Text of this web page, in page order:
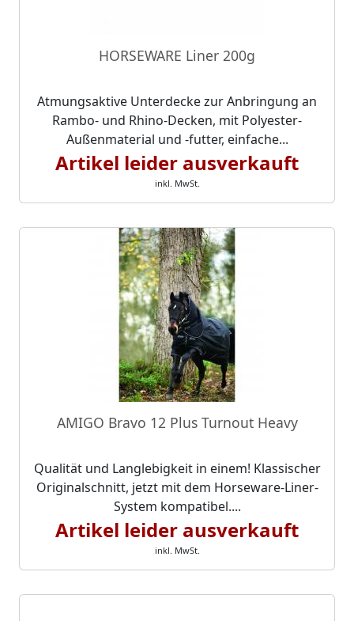
HORSEWARE Liner 200g
Atmungsaktive Unterdecke zur Anbringung an
Rambo- und Rhino-Decken, mit Polyester-
Außenmaterial und -futter, einfache...
Artikel leider ausverkauft
inkl. MwSt.
AMIGO Bravo 12 Plus Turnout Heavy
Qualität und Langlebigkeit in einem! Klassischer
Originalschnitt, jetzt mit dem Horseware-Liner-
System kompatibel....
Artikel leider ausverkauft
inkl. MwSt.